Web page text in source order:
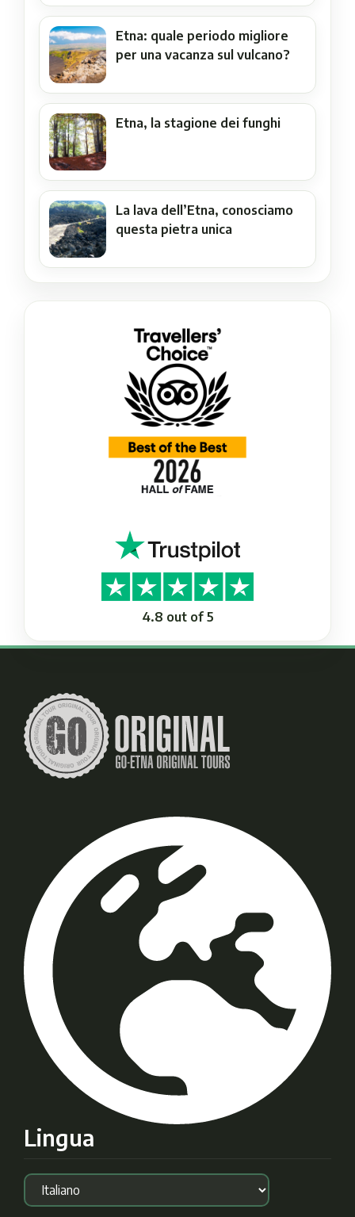
Etna: quale periodo migliore
per una vacanza sul vulcano?
Etna, la stagione dei funghi
La lava dell’Etna, conosciamo
questa pietra unica
4.8 out of 5
Lingua